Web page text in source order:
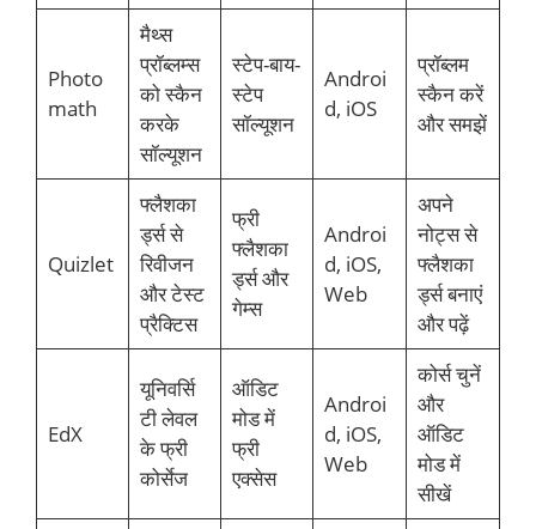
Photo
math
मैथ्स
प्रॉब्लम्स
को स्कैन
करके
सॉल्यूशन
स्टेप-बाय-
स्टेप
सॉल्यूशन
Androi
d, iOS
प्रॉब्लम
स्कैन करें
और समझें
Quizlet
फ्लैशका
र्ड्स से
रिवीजन
और टेस्ट
प्रैक्टिस
फ्री
फ्लैशका
र्ड्स और
गेम्स
Androi
d, iOS,
Web
अपने
नोट्स से
फ्लैशका
र्ड्स बनाएं
और पढ़ें
EdX
यूनिवर्सि
टी लेवल
के फ्री
कोर्सेज
ऑडिट
मोड में
फ्री
एक्सेस
Androi
d, iOS,
Web
कोर्स चुनें
और
ऑडिट
मोड में
सीखें